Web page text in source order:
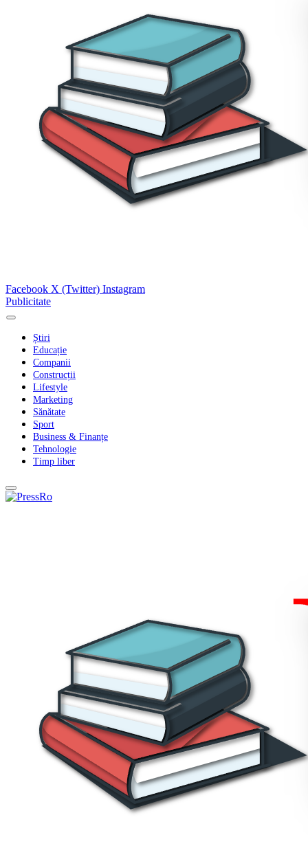
Facebook X (Twitter) Instagram
Publicitate
Știri
Educație
Companii
Construcții
Lifestyle
Marketing
Sănătate
Sport
Business & Finanțe
Tehnologie
Timp liber